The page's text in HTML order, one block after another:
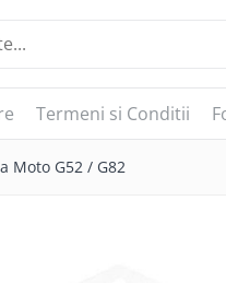
Termeni si Conditii
Moto G52 / G82